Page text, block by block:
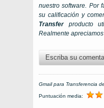
nuestro software. Por
su calificación y
Transferproducto
Realmente
Escriba su
Gmail para Transferencia
Puntuación media: